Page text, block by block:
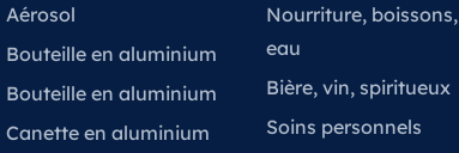
Aérosol
Bouteille en aluminium
Bouteille en aluminium
Canette en aluminium
Nourriture, boissons,
eau
Bière, vin, spiritueux
Soins personnels